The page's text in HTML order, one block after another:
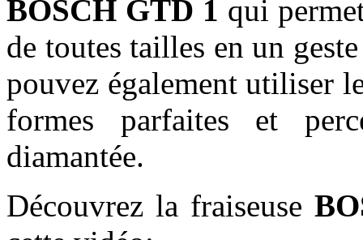
BOSCH GTD 1 qui
de toutes tailles en un
pouvez également utiliser
formes parfaites et
diamantée.
Découvrez la fraiseuse